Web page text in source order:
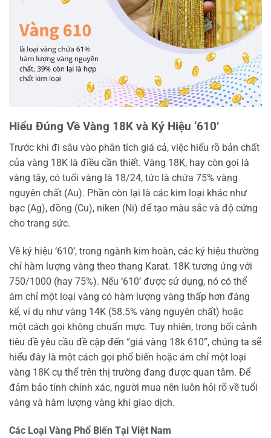
Hiểu Đúng Về Vàng 18K và Ký Hiệu ‘610’
Trước khi đi sâu vào phân tích giá cả, việc hiểu rõ bản chất
của vàng 18K là điều cần thiết. Vàng 18K, hay còn gọi là
vàng tây, có tuổi vàng là 18/24, tức là chứa 75% vàng
nguyên chất (Au). Phần còn lại là các kim loại khác như
bạc (Ag), đồng (Cu), niken (Ni) để tạo màu sắc và độ cứng
cho trang sức.
Về ký hiệu ‘610’, trong ngành kim hoàn, các ký hiệu thường
chỉ hàm lượng vàng theo thang Karat. 18K tương ứng với
750/1000 (hay 75%). Nếu ‘610’ được sử dụng, nó có thể
ám chỉ một loại vàng có hàm lượng vàng thấp hơn đáng
kể, ví dụ như vàng 14K (58.5% vàng nguyên chất) hoặc
một cách gọi không chuẩn mực. Tuy nhiên, trong bối cảnh
tiêu đề yêu cầu đề cập đến “giá vàng 18k 610”, chúng ta sẽ
hiểu đây là một cách gọi phổ biến hoặc ám chỉ một loại
vàng 18K cụ thể trên thị trường đang được quan tâm. Để
đảm bảo tính chính xác, người mua nên luôn hỏi rõ về tuổi
vàng và hàm lượng vàng khi giao dịch.
Các Loại Vàng Phổ Biến Tại Việt Nam